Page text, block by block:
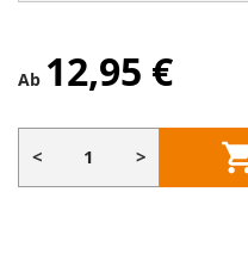
Ab 12,95 €
< >